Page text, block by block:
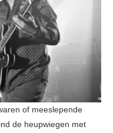
of meeslepende
de heupwiegen met